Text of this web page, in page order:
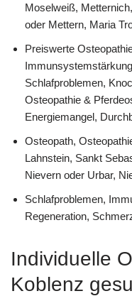
Moselweiß,
oder Mettern, Maria
Preiswerte
Schlafproblemen,
Osteopathie &
Energiemangel,
Osteopath,
Lahnstein, Sankt
Nievern oder Urbar,
Schlafproblemen,
Regeneration,
Individuelle
Koblenz